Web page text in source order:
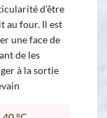
d'être
au four. Il est
une face de
de les
à la sortie